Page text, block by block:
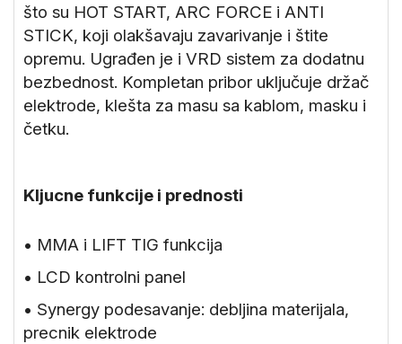
što su HOT START, ARC FORCE i ANTI
STICK, koji olakšavaju zavarivanje i štite
opremu. Ugrađen je i VRD sistem za dodatnu
bezbednost. Kompletan pribor uključuje držač
elektrode, klešta za masu sa kablom, masku i
četku.
Kljucne funkcije i prednosti
• MMA i LIFT TIG funkcija
• LCD kontrolni panel
• Synergy podesavanje: debljina materijala,
precnik elektrode